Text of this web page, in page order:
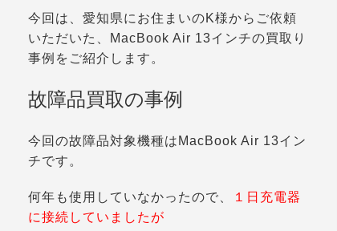
今回は、愛知県にお住まいのK様からご依頼
いただいた、MacBook Air 13インチの買取り
事例をご紹介します。
故障品買取の事例
今回の故障品対象機種はMacBook Air 13イン
チです。
何年も使用していなかったので、
１日充電器
に接続していましたが